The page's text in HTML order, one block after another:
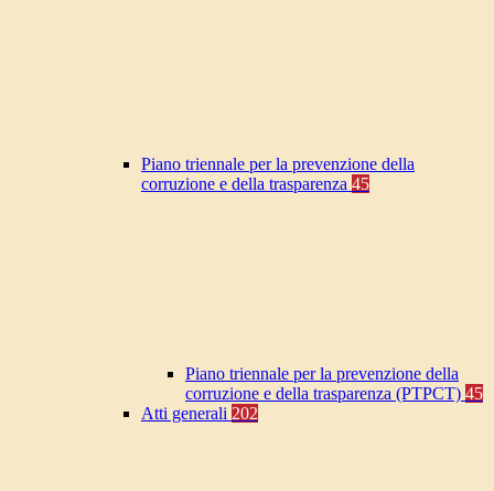
Piano triennale per la prevenzione della
corruzione e della trasparenza 45
Piano triennale per la prevenzione della
corruzione e della trasparenza (PTPCT) 45
Atti generali 202